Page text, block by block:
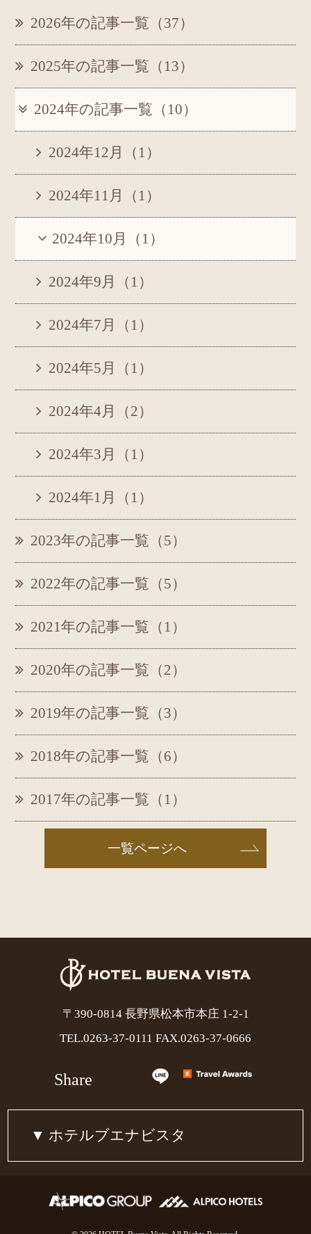
2026年の記事一覧（37）
2025年の記事一覧（13）
2024年の記事一覧（10）
2024年12月（1）
2024年11月（1）
2024年10月（1）
2024年9月（1）
2024年7月（1）
2024年5月（1）
2024年4月（2）
2024年3月（1）
2024年1月（1）
2023年の記事一覧（5）
2022年の記事一覧（5）
2021年の記事一覧（1）
2020年の記事一覧（2）
2019年の記事一覧（3）
2018年の記事一覧（6）
2017年の記事一覧（1）
一覧ページへ
〒390-0814 長野県松本市本庄 1-2-1
TEL.0263-37-0111 FAX.0263-37-0666
Share
ホテルブエナビスタ